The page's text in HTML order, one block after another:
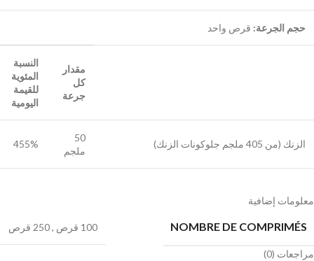
حجم الجرعة: قرص واحد
مقدار
كل
جرعة
النسبة
المئوية
للقيمة
اليومية
الزنك (من 405 ملجم جلوكونات الزنك)
50
ملجم
455%
معلومات إضافية
NOMBRE DE COMPRIMÉS 100 قرص ,250 قرص
مراجعات (0)